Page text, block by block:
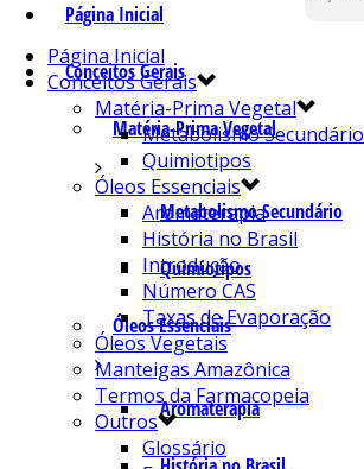
Página Inicial
Conceitos Gerais
Matéria-Prima Vegetal
Metabolismo Secundário
Quimiotipos
Óleos Essenciais
Aromaterapia
Página Inicial
Conceitos Gerais
Matéria-Prima Vegetal
Metabolismo Secundário
Quimiotipos
Óleos Essenciais
Aromaterapia
História no Brasil
Introdução
Número CAS
Taxas de Evaporação
Óleos Vegetais
Manteigas Amazônica
Termos da Farmacopeia
Outros
Glossário